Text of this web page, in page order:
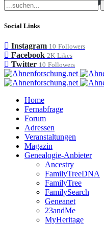
Social Links
Instagram 10 Followers
Facebook 2K Likes
Twitter 10 Followers
Home
Fernabfrage
Forum
Adressen
Veranstaltungen
Magazin
Genealogie-Anbieter
Ancestry
FamilyTreeDNA
FamilyTree
FamilySearch
Geneanet
23andMe
MyHeritage